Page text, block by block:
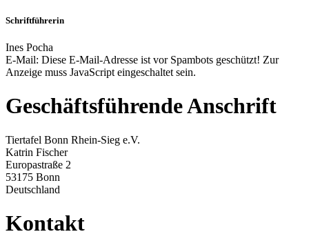
Schriftführerin
Ines Pocha
E-Mail: Diese E-Mail-Adresse ist vor Spambots geschützt! Zur
Anzeige muss JavaScript eingeschaltet sein.
Geschäftsführende Anschrift
Tiertafel Bonn Rhein-Sieg e.V.
Katrin Fischer
Europastraße 2
53175 Bonn
Deutschland
Kontakt